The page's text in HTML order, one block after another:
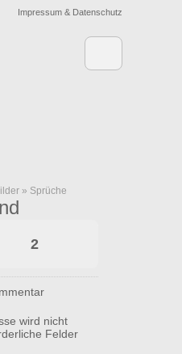
Impressum & Datenschutz
» Sprüche
2
wird nicht
Felder